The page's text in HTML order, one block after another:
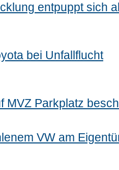
entpuppt sich
bei Unfallflucht
MVZ Parkplatz
VW am